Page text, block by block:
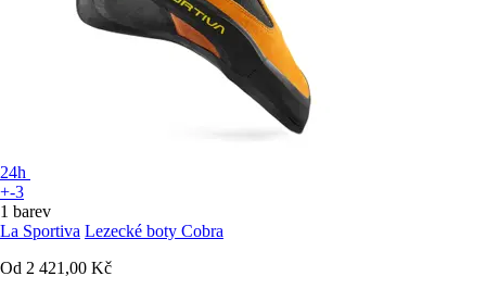
24h
+-3
1 barev
La Sportiva Lezecké boty Cobra
Od 2 421,00 Kč